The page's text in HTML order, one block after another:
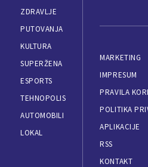
ZDRAVLJE
PUTOVANJA
KULTURA
SUPERŽENA
ESPORTS
TEHNOPOLIS
AUTOMOBILI
LOKAL
MARKETING
IMPRESUM
PRAVILA
POLITIKA
APLIKACIJE
RSS
KONTAKT